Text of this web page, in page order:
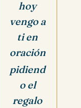
hoy
vengo a
ti en
oración
pidiend
o el
regalo